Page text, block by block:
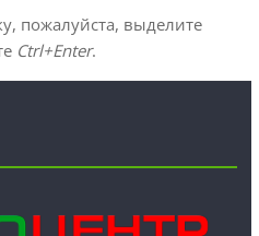
пожалуйста, выделите
Ctrl+Enter.